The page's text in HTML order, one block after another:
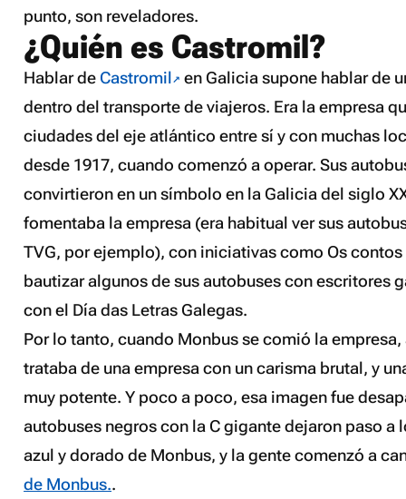
punto, son reveladores.
¿Quién es Castromil?
Hablar de Castromil
en Galicia supone hablar de
dentro del transporte de viajeros. Era la empresa
ciudades del eje atlántico entre sí y con muchas
desde 1917, cuando comenzó a operar. Sus
convirtieron en un símbolo en la Galicia del siglo
fomentaba la empresa (era habitual ver sus
TVG, por ejemplo), con iniciativas como Os
bautizar algunos de sus autobuses con escritores
con el Día das Letras Galegas.
Por lo tanto, cuando Monbus se comió la empresa,
trataba de una empresa con un carisma brutal, y
muy potente. Y poco a poco, esa imagen fue
autobuses negros con la C gigante dejaron paso a
azul y dorado de Monbus, y la gente comenzó a
de Monbus..